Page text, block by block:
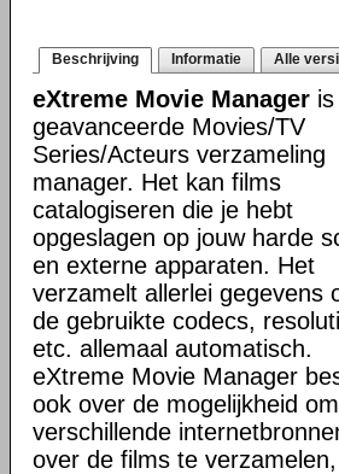
Beschrijving Informatie Alle
eXtreme Movie Manager
geavanceerde Movies/TV
Series/Acteurs verzameling
manager. Het kan films
catalogiseren die je hebt
opgeslagen op jouw harde
en externe apparaten. Het
verzamelt allerlei gegevens
de gebruikte codecs,
etc. allemaal automatisch.
eXtreme Movie Manager
ook over de mogelijkheid om
verschillende
over de films te